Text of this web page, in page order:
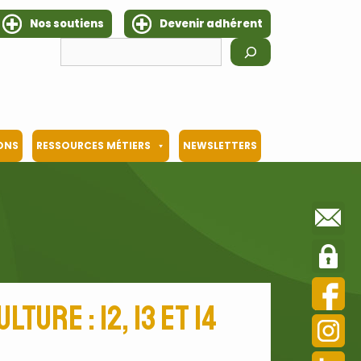
Nos soutiens Devenir adhérent
RESSOURCES MÉTIERS NEWSLETTERS
: 12, 13 et 14